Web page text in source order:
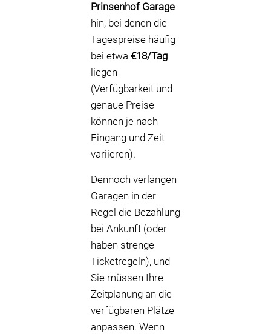
Prinsenhof Garage
hin, bei denen die
Tagespreise häufig
bei etwa €18/Tag
liegen
(Verfügbarkeit und
genaue Preise
können je nach
Eingang und Zeit
variieren).
Dennoch verlangen
Garagen in der
Regel die Bezahlung
bei Ankunft (oder
haben strenge
Ticketregeln), und
Sie müssen Ihre
Zeitplanung an die
verfügbaren Plätze
anpassen. Wenn